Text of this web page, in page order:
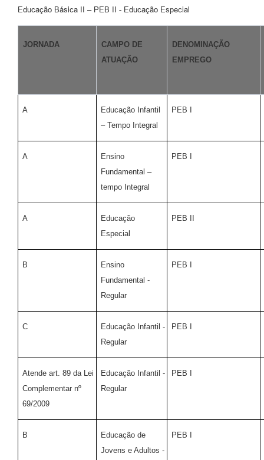
Educação Básica II – PEB II - Educação Especial
JORNADA
CAMPO DE
ATUAÇÃO
DENOMINAÇÃO
EMPREGO
A
Educação Infantil
– Tempo Integral
PEB I
A
Ensino
Fundamental –
tempo Integral
PEB I
A
Educação
Especial
PEB II
B
Ensino
Fundamental -
Regular
PEB I
C
Educação Infantil -
Regular
PEB I
Atende art. 89 da Lei
Complementar nº
69/2009
Educação Infantil -
Regular
PEB I
B
Educação de
Jovens e Adultos -
PEB I